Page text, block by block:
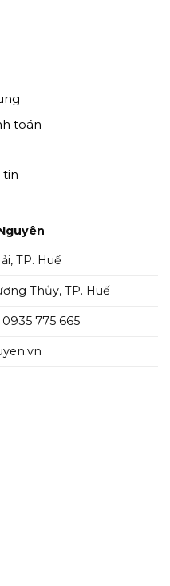
toán
tin
TP. Huế
Thủy, TP. Huế
775 665